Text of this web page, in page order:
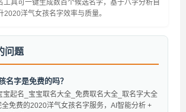
工具可一键生成数百个候选名字，基于八字分析自
2020洋气女孩名字效率与质量。
问题
名字是免费的吗？
宝起名_宝宝取名大全_免费取名大全_取名字大全
全免费的2020洋气女孩名字服务，AI智能分析 +